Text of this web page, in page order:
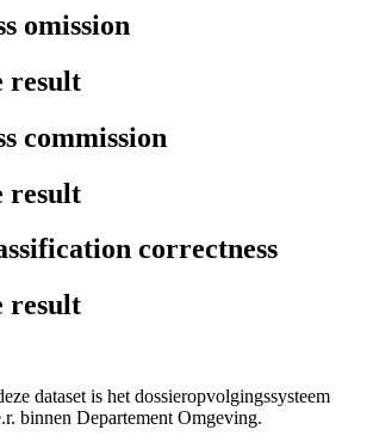
omission
result
commission
result
correctness
result
dataset is het dossieropvolgingssysteem
binnen Departement Omgeving.